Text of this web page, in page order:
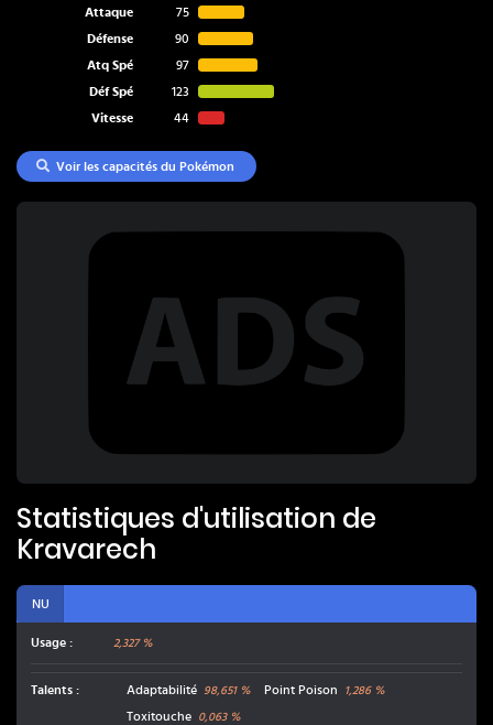
Attaque
75
Défense
90
Atq Spé
97
Déf Spé
123
Vitesse
44
Voir les capacités du Pokémon
Statistiques d'utilisation de
Kravarech
NU
Usage : 2,327 %
Talents : Adaptabilité 98,651% Point Poison 1,286%
Toxitouche 0,063%